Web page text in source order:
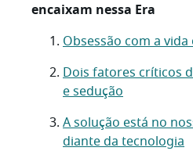
encaixam nessa Era
Obsessão com a vida
Dois fatores críticos
e sedução
A solução está no
diante da tecnologia